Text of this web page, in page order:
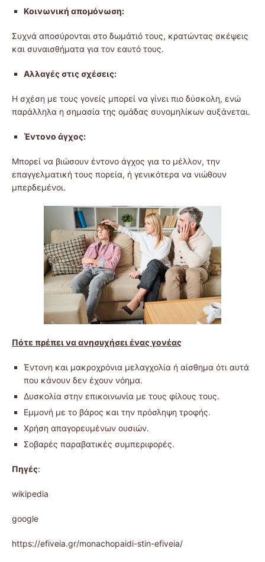
Κοινωνική απομόνωση:
Συχνά αποσύρονται στο δωμάτιό τους, κρατώντας σκέψεις
και συναισθήματα για τον εαυτό τους.
Αλλαγές στις σχέσεις:
Η σχέση με τους γονείς μπορεί να γίνει πιο δύσκολη, ενώ
παράλληλα η σημασία της ομάδας συνομηλίκων αυξάνεται.
Έντονο άγχος:
Μπορεί να βιώσουν έντονο άγχος για το μέλλον, την
επαγγελματική τους πορεία, ή γενικότερα να νιώθουν
μπερδεμένοι.
Πότε πρέπει να ανησυχήσει ένας γονέας
Έντονη και μακροχρόνια μελαγχολία ή αίσθημα ότι αυτά
που κάνουν δεν έχουν νόημα.
Δυσκολία στην επικοινωνία με τους φίλους τους.
Εμμονή με το βάρος και την πρόσληψη τροφής.
Χρήση απαγορευμένων ουσιών.
Σοβαρές παραβατικές συμπεριφορές.
Πηγές:
wikipedia
google
https://efiveia.gr/monachopaidi-stin-efiveia/